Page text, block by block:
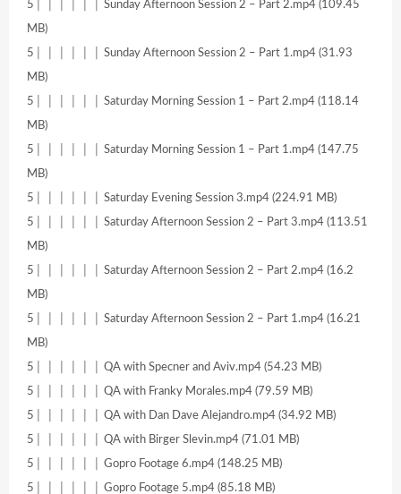
5│ │ │ │ │ │ Sunday Afternoon Session 2 – Part 2.mp4 (109.45
MB)
5│ │ │ │ │ │ Sunday Afternoon Session 2 – Part 1.mp4 (31.93
MB)
5│ │ │ │ │ │ Saturday Morning Session 1 – Part 2.mp4 (118.14
MB)
5│ │ │ │ │ │ Saturday Morning Session 1 – Part 1.mp4 (147.75
MB)
5│ │ │ │ │ │ Saturday Evening Session 3.mp4 (224.91 MB)
5│ │ │ │ │ │ Saturday Afternoon Session 2 – Part 3.mp4 (113.51
MB)
5│ │ │ │ │ │ Saturday Afternoon Session 2 – Part 2.mp4 (16.2
MB)
5│ │ │ │ │ │ Saturday Afternoon Session 2 – Part 1.mp4 (16.21
MB)
5│ │ │ │ │ │ QA with Specner and Aviv.mp4 (54.23 MB)
5│ │ │ │ │ │ QA with Franky Morales.mp4 (79.59 MB)
5│ │ │ │ │ │ QA with Dan Dave Alejandro.mp4 (34.92 MB)
5│ │ │ │ │ │ QA with Birger Slevin.mp4 (71.01 MB)
5│ │ │ │ │ │ Gopro Footage 6.mp4 (148.25 MB)
5│ │ │ │ │ │ Gopro Footage 5.mp4 (85.18 MB)